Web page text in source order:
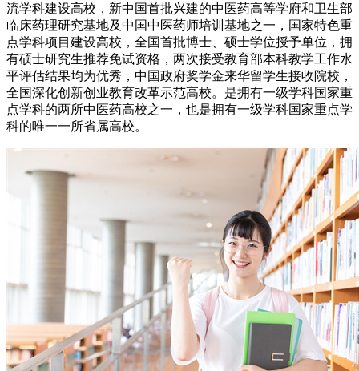
流学科建设高校，新中国首批兴建的中医药高等学府和卫生部
临床药理研究基地及中国中医药师培训基地之一，国家特色重
点学科项目建设高校，全国首批博士、硕士学位授予单位，拥
有硕士研究生推荐免试资格，两次接受教育部本科教学工作水
平评估结果均为优秀，中国政府奖学金来华留学生接收院校，
全国深化创新创业教育改革示范高校。是拥有一级学科国家重
点学科的两所中医药高校之一，也是拥有一级学科国家重点学
科的唯一一所省属高校。